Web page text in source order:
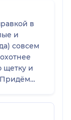
в
и
совсем
щетку и
Придём